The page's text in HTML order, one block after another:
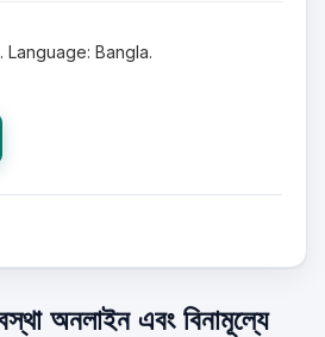
Language: Bangla.
অনলাইন এবং বিনামূল্যে